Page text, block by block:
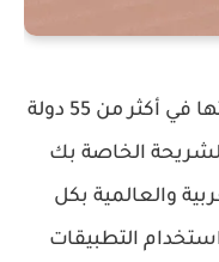
كما أن خدمة التجوال هذه يتم إتاحتها في أكثر من 55 دولة
الخاصة بك
والعالمية بكل
التطبيقات